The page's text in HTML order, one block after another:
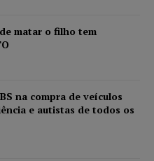
matar o filho tem
na compra de veículos
e autistas de todos os